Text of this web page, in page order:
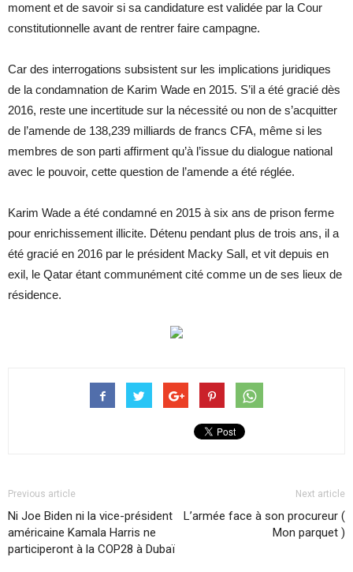
moment et de savoir si sa candidature est validée par la Cour
constitutionnelle avant de rentrer faire campagne.
Car des interrogations subsistent sur les implications juridiques
de la condamnation de Karim Wade en 2015. S’il a été gracié dès
2016, reste une incertitude sur la nécessité ou non de s’acquitter
de l’amende de 138,239 milliards de francs CFA, même si les
membres de son parti affirment qu’à l’issue du dialogue national
avec le pouvoir, cette question de l’amende a été réglée.
Karim Wade a été condamné en 2015 à six ans de prison ferme
pour enrichissement illicite. Détenu pendant plus de trois ans, il a
été gracié en 2016 par le président Macky Sall, et vit depuis en
exil, le Qatar étant communément cité comme un de ses lieux de
résidence.
Previous article
Ni Joe Biden ni la vice-président
américaine Kamala Harris ne
participeront à la COP28 à Dubaï
Next article
L’armée face à son procureur (
Mon parquet )